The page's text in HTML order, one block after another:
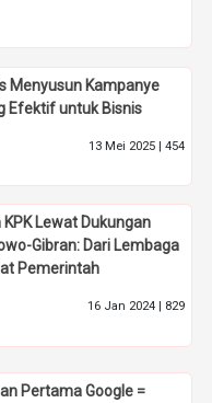
Menyusun Kampanye
Efektif untuk Bisnis
13 Mei 2025 | 454
Lewat Dukungan
Gibran: Dari Lembaga
Pemerintah
16 Jan 2024 | 829
Pertama Google =